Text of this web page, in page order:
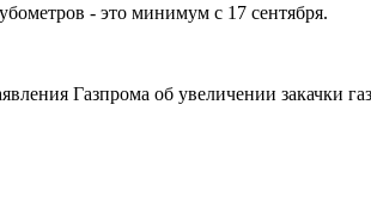
- это минимум с 17 сентября.
Газпрома об увеличении закачки